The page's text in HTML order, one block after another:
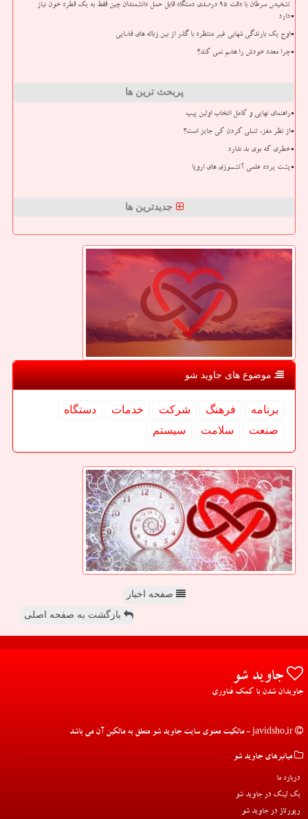
تشخیص سرطان با دقت ۹۵ درصدی دستگاه قابل حمل دانشمندان چین فقط به یک قطره خون نیاز
دارد
اوج یک بارندگی شهابی غیر منتظره با گذر از بین زباله های فضایی
چرا معده خودش را هضم نمی کند؟
پربحث ترین ها
راهنمای نهایی و کامل انتخاب اولین پیپ
از نظر مغز، تنبلی کردن کی جایز است؟
خطری که بوی بد ندارد
پشت پرده علمی آتشسوزی های اروپا
جدیدترین ها
موضوع های جاوید شو
برنامه فرهنگ شركت خدمات
دستگاه
صنعت
سلامت سیستم
صفحه اخبار
بازگشت به صفحه اصلی
جاوید شو
جاویدان شدن با کمک فناوری
میانبرهای جاوید شو
درباره ما
بک لینک در جاوید شو
رپورتاژ در جاوید شو